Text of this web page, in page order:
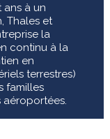
à un
Thales et
la
continu à la
en
terrestres)
familles
aéroportées.